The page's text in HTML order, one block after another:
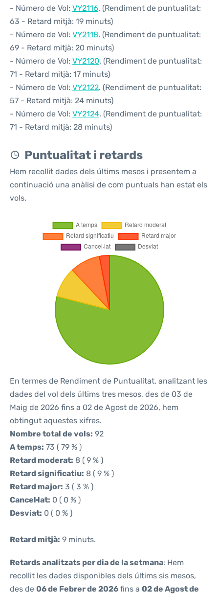
- Número de Vol: VY2116. (Rendiment de puntualitat:
63 - Retard mitjà: 19 minuts)
- Número de Vol: VY2118. (Rendiment de puntualitat:
69 - Retard mitjà: 20 minuts)
- Número de Vol: VY2120. (Rendiment de puntualitat:
71 - Retard mitjà: 17 minuts)
- Número de Vol: VY2122. (Rendiment de puntualitat:
57 - Retard mitjà: 24 minuts)
- Número de Vol: VY2124. (Rendiment de puntualitat:
71 - Retard mitjà: 28 minuts)
Puntualitat i retards
Hem recollit dades dels últims mesos i presentem a
continuació una anàlisi de com puntuals han estat els
vols.
En termes de Rendiment de Puntualitat, analitzant les
dades del vol dels últims tres mesos, des de 03 de
Maig de 2026 fins a 02 de Agost de 2026, hem
obtingut aquestes xifres.
Nombre total de vols: 92
A temps: 73 ( 79 % )
Retard moderat: 8 ( 9 % )
Retard significatiu: 8 ( 9 % )
Retard major: 3 ( 3 % )
Cancel·lat: 0 ( 0 % )
Desviat: 0 ( 0 % )
Retard mitjà: 9 minuts.
Retards analitzats per dia de la setmana: Hem
recollit les dades disponibles dels últims sis mesos,
des de 06 de Febrer de 2026 fins a 02 de Agost de